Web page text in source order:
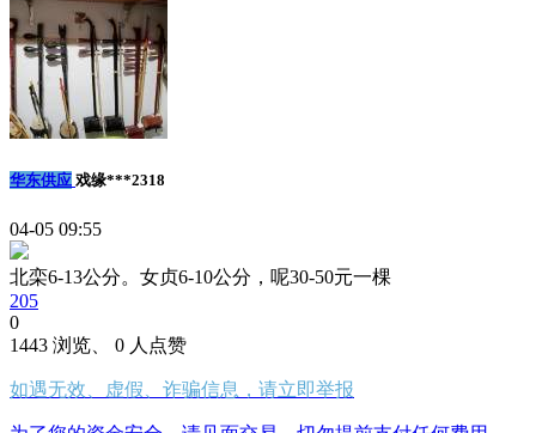
华东供应 戏缘***2318
04-05 09:55
北栾6-13公分。女贞6-10公分，呢30-50元一棵
205
0
1443 浏览、 0 人点赞
如遇无效、虚假、诈骗信息，请立即举报